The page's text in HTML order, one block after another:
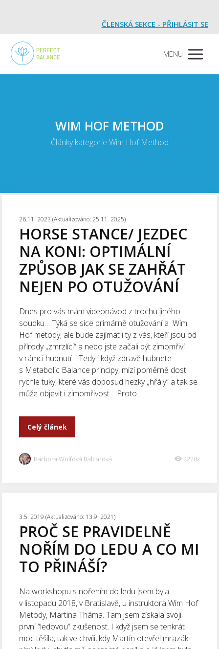
ČLENSKÁ SEKCE - PŘIHLÁSIT SE
MENU
WIM HOF METHOD
Články kategorie Wim Hof Method
26.11. 2023 (Aktualizováno: 25.11. 2025)
HORSE STANCE/ JEZDEC
NA KONI: OPTIMÁLNÍ
ZPŮSOB JAK SE ZAHŘÁT
NEJEN PO OTUŽOVÁNÍ
Dnes pro vás mám videonávod z trochu jiného
soudku… Týká se sice primárně otužování a Wim
Hof metody, ale bude zajímat i ty z vás, kteří jsou od
přírody „zmrzlíci“ a nebo jste začali být zimomřiví
v rámci hubnutí… Tedy i když zdravě hubnete
s Metabolic Balance principy, mizí poměrně dost
rychle tuky, které vás doposud hezky „hřály“ a tak se
může objevit i zimomřivost… Proto...
Celý článek
Barbora Wolfová Balcarová 2220x
3.5. 2019 (Aktualizováno: 13.9. 2021)
PROČ SE PRAVIDELNĚ
NOŘÍM DO LEDU A CO MI
TO PŘINÁŠÍ?
Na workshopu s nořením do ledu jsem byla
v listopadu 2018, v Bratislavě, u instruktora Wim Hof
Metody, Martina Tháma. Tam jsem získala svoji
první “ledovou” zkušenost. I když jsem se tenkrát
moc těšila, tak ve chvíli, kdy Martin otevřel mrazák